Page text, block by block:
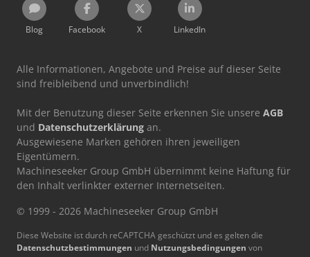
Blog Facebook X LinkedIn
Alle Informationen, Angebote und Preise auf dieser Seite
sind freibleibend und unverbindlich!
Mit der Benutzung dieser Seite erkennen Sie unsere AGB
und Datenschutzerklärung an.
Ausgewiesene Marken gehören ihren jeweiligen
Eigentümern.
Machineseeker Group GmbH übernimmt keine Haftung für
den Inhalt verlinkter externer Internetseiten.
© 1999 - 2026 Machineseeker Group GmbH
Diese Website ist durch reCAPTCHA geschützt und es gelten die
Datenschutzbestimmungen und Nutzungsbedingungen von